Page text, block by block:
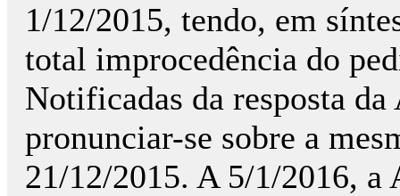
1/12/2015, tendo, em
total improcedência do
Notificadas da resposta
pronunciar-se sobre a
21/12/2015. A 5/1/2016, a